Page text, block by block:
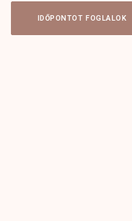
IDŐPONTOT FOGLALOK